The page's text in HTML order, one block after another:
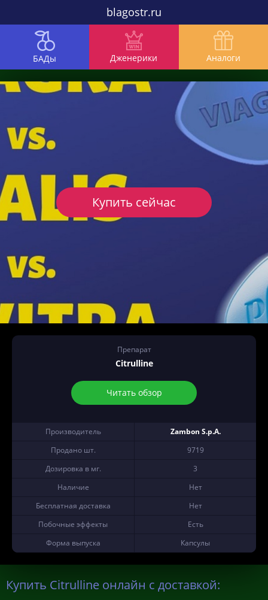
blagostr.ru
БАДы Дженерики Аналоги
Препарат
Citrulline
Читать обзор
Производитель
Zambon S.p.A.
Продано шт.
9719
Дозировка в мг.
3
Наличие
Нет
Бесплатная доставка
Нет
Побочные эффекты
Есть
Форма выпуска
Капсулы
Купить сейчас
Купить Citrulline онлайн с доставкой: